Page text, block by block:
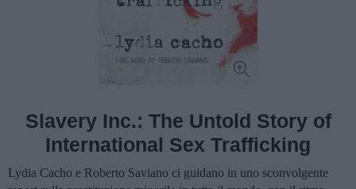
Slavery Inc.: The Untold Story of
International Sex Trafficking
Lydia Cacho e Roberto Saviano ci guidano in uno sconvolgente